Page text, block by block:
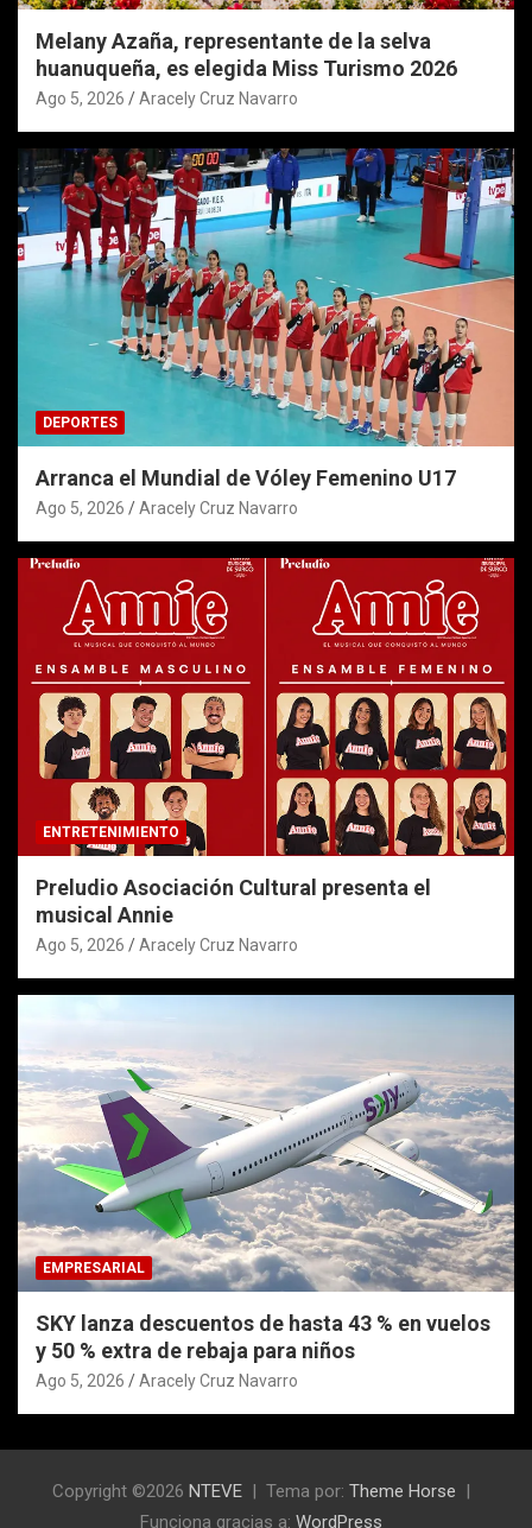
Melany Azaña, representante de la selva
huanuqueña, es elegida Miss Turismo 2026
Ago 5, 2026 Aracely Cruz Navarro
DEPORTES
Arranca el Mundial de Vóley Femenino U17
Ago 5, 2026 Aracely Cruz Navarro
ENTRETENIMIENTO
Preludio Asociación Cultural presenta el
musical Annie
Ago 5, 2026 Aracely Cruz Navarro
EMPRESARIAL
SKY lanza descuentos de hasta 43 % en vuelos
y 50 % extra de rebaja para niños
Ago 5, 2026 Aracely Cruz Navarro
Copyright ©2026 NTEVE Tema por: Theme Horse
Funciona gracias a: WordPress